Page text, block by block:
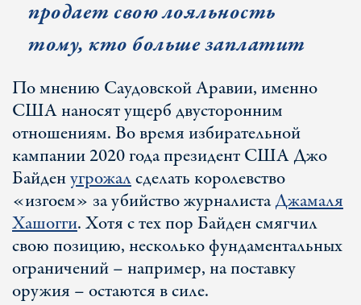
продает свою лояльность
тому, кто больше заплатит
По мнению Саудовской Аравии, именно
США наносят ущерб двусторонним
отношениям. Во время избирательной
кампании 2020 года президент США Джо
Байденугрожалсделать королевство
«изгоем» за убийство журналистаДжамаля
Хашогги. Хотя с тех пор Байден смягчил
свою позицию, несколько фундаментальных
ограничений – например, на поставку
оружия – остаются в силе.